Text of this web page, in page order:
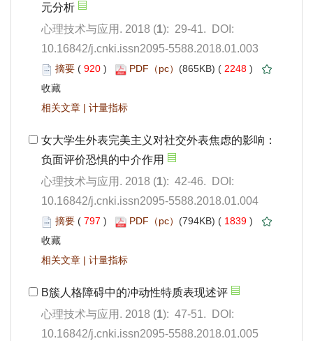
): 29-41. DOI:
10.16842/j.cnki.issn2095-5588.2018.01.003
920 ) 2248 )
|
): 42-46. DOI:
10.16842/j.cnki.issn2095-5588.2018.01.004
797 ) 1839 )
|
): 47-51. DOI:
10.16842/j.cnki.issn2095-5588.2018.01.005